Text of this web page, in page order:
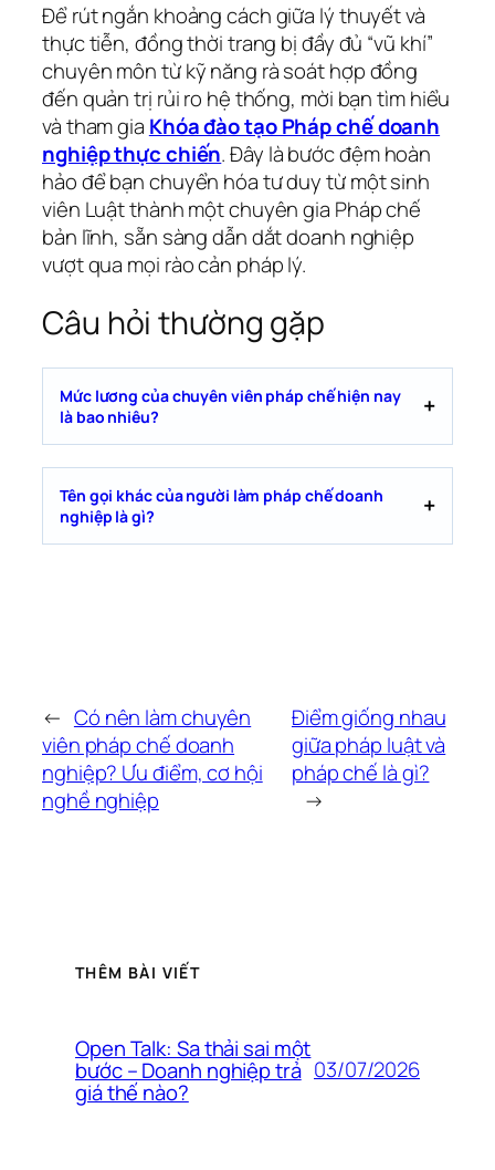
Để rút ngắn khoảng cách giữa lý thuyết và
thực tiễn, đồng thời trang bị đầy đủ “vũ khí”
chuyên môn từ kỹ năng rà soát hợp đồng
đến quản trị rủi ro hệ thống, mời bạn tìm hiểu
và tham gia Khóa đào tạo Pháp chế doanh
nghiệp thực chiến. Đây là bước đệm hoàn
hảo để bạn chuyển hóa tư duy từ một sinh
viên Luật thành một chuyên gia Pháp chế
bản lĩnh, sẵn sàng dẫn dắt doanh nghiệp
vượt qua mọi rào cản pháp lý.
Câu hỏi thường gặp
Mức lương của chuyên viên pháp chế hiện nay
là bao nhiêu?
Tên gọi khác của người làm pháp chế doanh
nghiệp là gì?
← Có nên làm chuyên
viên pháp chế doanh
nghiệp? Ưu điểm, cơ hội
nghề nghiệp
Điểm giống nhau
giữa pháp luật và
pháp chế là gì?
→
THÊM BÀI VIẾT
Open Talk: Sa thải sai một
bước – Doanh nghiệp trả
giá thế nào?
03/07/2026